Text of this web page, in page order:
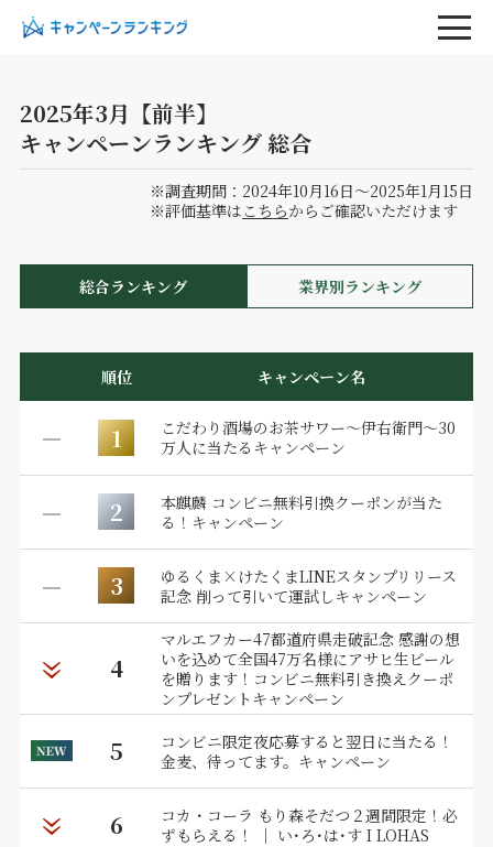
2025年3月【前半】
キャンペーンランキング 総合
※調査期間：2024年10月16日～2025年1月15日
※評価基準は こちらからご確認いただけます
総合ランキング 業界別ランキング
順位 キャンペーン名
1
こだわり酒場のお茶サワー～伊右衛門～30
万人に当たるキャンペーン
2
本麒麟 コンビニ無料引換クーポンが当た
る！キャンペーン
3
ゆるくま×けたくまLINEスタンプリリース
記念 削って引いて運試しキャンペーン
4
マルエフカー47都道府県走破記念 感謝の想
いを込めて全国47万名様にアサヒ生ビール
を贈ります！コンビニ無料引き換えクーポ
ンプレゼントキャンペーン
5
コンビニ限定夜応募すると翌日に当たる！
金麦、待ってます。キャンペーン
6
コカ・コーラ もり森そだつ２週間限定！必
ずもらえる！ ｜ い･ろ･は･す I LOHAS